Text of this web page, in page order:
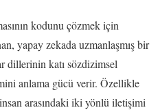
kodunu çözmek için
yapay zekada uzmanlaşmış bir
dillerinin katı sözdizimsel
anlama gücü verir. Özellikle
arasındaki iki yönlü iletişimi